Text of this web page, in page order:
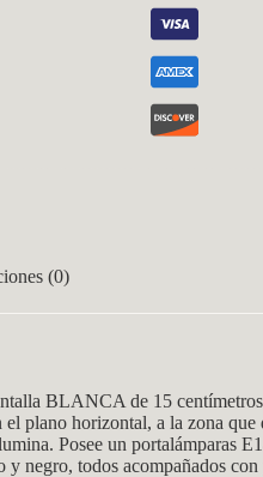
(0)
BLANCA de 15
plano horizontal, a la zona
Posee un portalámparas
negro, todos acompañados con